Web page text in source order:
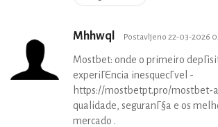
Mhhwql Postavljeno 22-03-2026
Mostbet: onde o primeiro
experiГЄncia inesquecГ­vel -
https://mostbetpt.pro/mostbet-
qualidade, seguranГ§a e os
mercado .